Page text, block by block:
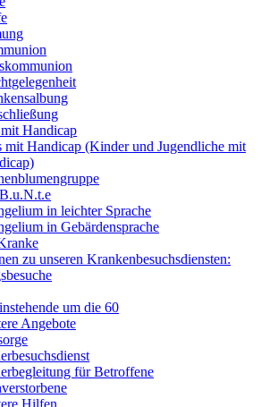
Handicap
mit Handicap (Kinder und Jugendliche mit
in leichter Sprache
in Gebärdensprache
zu unseren Krankenbesuchsdiensten:
um die 60
Angebote
für Betroffene
Hilfen